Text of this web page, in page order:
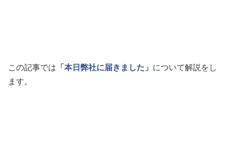
この記事では 「本日弊社に届きました」 について解説をし
ます。